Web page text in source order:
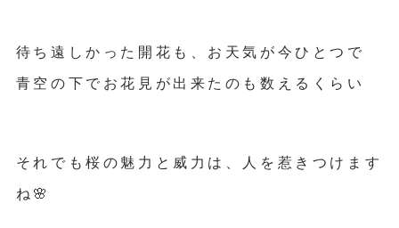
待ち遠しかった開花も、お天気が今ひとつで
青空の下でお花見が出来たのも数えるくらい
それでも桜の魅力と威力は、人を惹きつけます
ね🌸